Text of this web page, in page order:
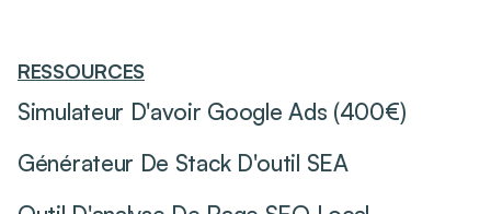
RESSOURCES
Simulateur D'avoir Google Ads (400€)
Générateur De Stack D'outil SEA